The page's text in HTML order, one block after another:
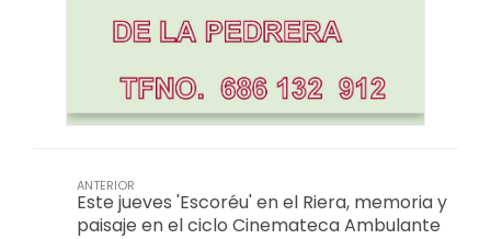
ANTERIOR
Este jueves 'Escoréu' en el Riera, memoria y
paisaje en el ciclo Cinemateca Ambulante